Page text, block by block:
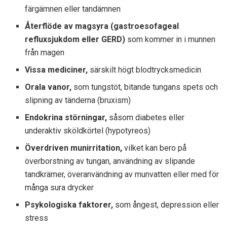
färgämnen eller tandämnen
Återflöde av magsyra (gastroesofageal
refluxsjukdom eller GERD) som kommer in i munnen
från magen
Vissa mediciner, särskilt högt blodtrycksmedicin
Orala vanor, som tungstöt, bitande tungans spets och
slipning av tänderna (bruxism)
Endokrina störningar, såsom diabetes eller
underaktiv sköldkörtel (hypotyreos)
Överdriven munirritation, vilket kan bero på
överborstning av tungan, användning av slipande
tandkrämer, överanvändning av munvatten eller med för
många sura drycker
Psykologiska faktorer, som ångest, depression eller
stress